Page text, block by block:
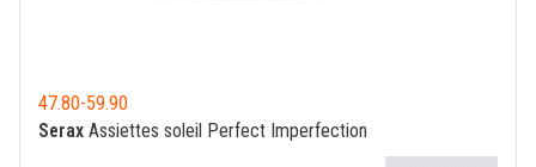
47.80-59.90
Serax Assiettes soleil Perfect Imperfection